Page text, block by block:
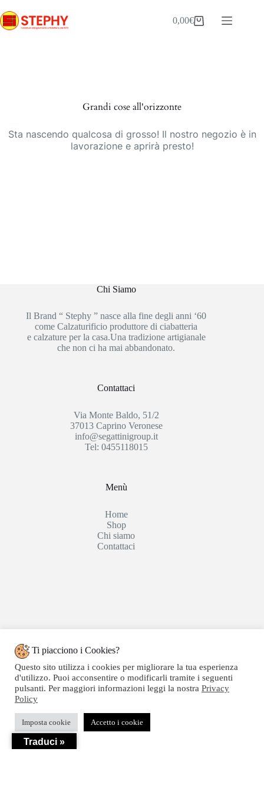
al
contenuto
Carrello
0,00€
Grandi cose all'orizzonte
Sta nascendo qualcosa di grosso! Il nostro negozio è in
lavorazione e aprirà presto!
Chi Siamo
Il Brand “ Stephy ” nasce alla fine degli anni ‘60
come Calzaturificio produttore di ciabatteria
e calzature per la casa.Una tradizione artigianale
che non ci ha mai abbandonato.
Contattaci
Via Monte Baldo, 51/2
37013 Caprino Veronese
info@segattinigroup.it
Tel: 0455118015
Menù
Home
Shop
Chi siamo
Contattaci
Copyright © 2020 SEGATTINI GROUP SRL - Web
powered by Dylog Italia S.p.a. - P.IVA 04550820239
Privacy
Ti piacciono i Cookies?
Questo sito utilizza i cookies per migliorare la tua esperienza
d'utilizzo. Puoi acconsentire o modificarli tramite i seguenti
pulsanti. Per maggiori informazioni leggi la nostra Privacy
Policy
Imposta cookie Accetto i cookie
Traduci »